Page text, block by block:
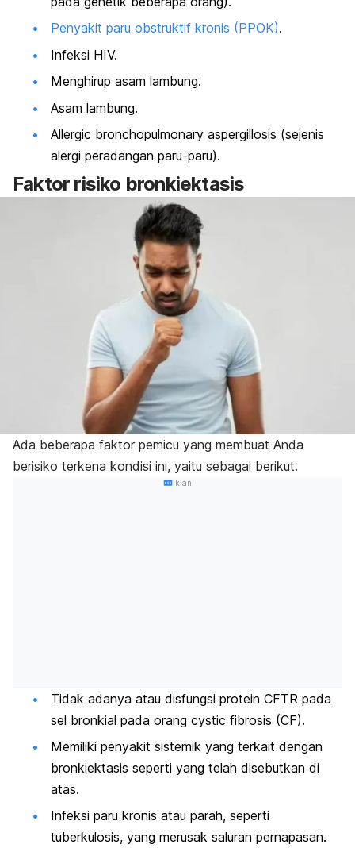
Penyakit paru obstruktif kronis (PPOK).
Infeksi HIV.
Menghirup asam lambung.
Asam lambung.
Allergic bronchopulmonary aspergillosis (sejenis
alergi peradangan paru-paru).
Faktor risiko bronkiektasis
Ada beberapa faktor pemicu yang membuat Anda
berisiko terkena kondisi ini, yaitu sebagai berikut.
Iklan
Tidak adanya atau disfungsi protein CFTR pada
sel bronkial pada orang cystic fibrosis (CF).
Memiliki penyakit sistemik yang terkait dengan
bronkiektasis seperti yang telah disebutkan di
atas.
Infeksi paru kronis atau parah, seperti
tuberkulosis, yang merusak saluran pernapasan.